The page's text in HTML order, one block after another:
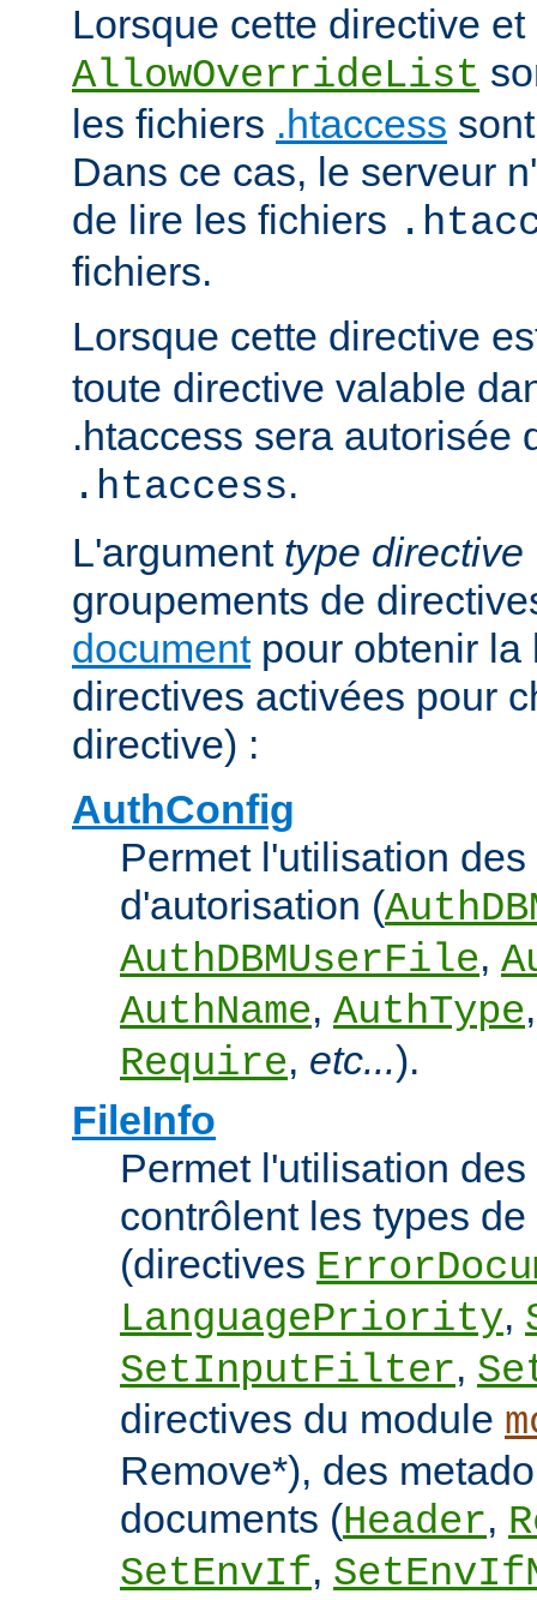
Lorsque cette directive
AllowOverrideList
les fichiers .htaccess
Dans ce cas, le serveur
de lire les fichiers
fichiers.
Lorsque cette directive
toute directive valable
.htaccess sera autorisée
.htaccess.
L'argument type directive
groupements de
documentpour obtenir la
directives activées pour
directive) :
AuthConfig
Permet l'utilisation
d'autorisation (
AuthDBMUserFile,
AuthName, AuthType
Require, etc...).
FileInfo
Permet l'utilisation
contrôlent les types
(directives
LanguagePriority,
SetInputFilter,
directives du module
Remove*), des
documents (Header,
SetEnvIf,